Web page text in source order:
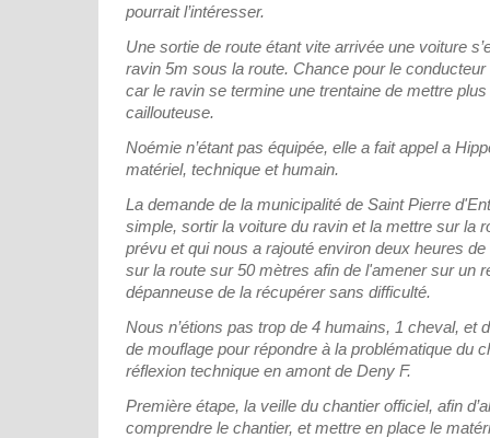
pourrait l’intéresser.
Une sortie de route étant vite arrivée une voiture
ravin 5m sous la route. Chance pour le conducteur
car le ravin se termine une trentaine de mettre
caillouteuse.
Noémie n’étant pas équipée, elle a fait appel a
matériel, technique et humain.
La demande de la municipalité de Saint Pierre
simple, sortir la voiture du ravin et la mettre sur la
prévu et qui nous a rajouté environ deux heures de
sur la route sur 50 mètres afin de l'amener sur un
dépanneuse de la récupérer sans difficulté.
Nous n’étions pas trop de 4 humains, 1 cheval, et
de mouflage pour répondre à la problématique du
réflexion technique en amont de Deny F.
Première étape, la veille du chantier officiel, afin
comprendre le chantier, et mettre en place le